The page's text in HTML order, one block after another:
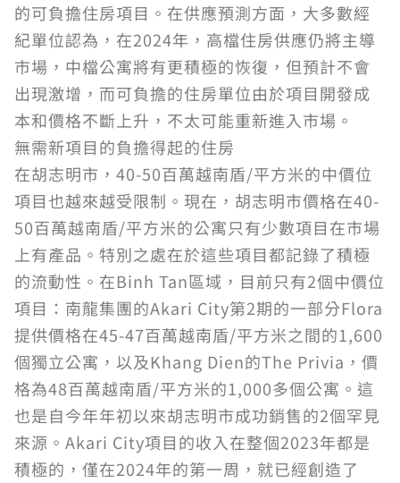
的可負擔住房項目。在供應預測方面，大多數經
紀單位認為，在2024年，高檔住房供應仍將主導
市場，中檔公寓將有更積極的恢復，但預計不會
出現激增，而可負擔的住房單位由於項目開發成
本和價格不斷上升，不太可能重新進入市場。
無需新項目的負擔得起的住房
在胡志明市，40-50百萬越南盾/平方米的中價位
項目也越來越受限制。現在，胡志明市價格在40-
50百萬越南盾/平方米的公寓只有少數項目在市場
上有產品。特別之處在於這些項目都記錄了積極
的流動性。在Binh Tan區域，目前只有2個中價位
項目：南龍集團的Akari City第2期的一部分Flora
提供價格在45-47百萬越南盾/平方米之間的1,600
個獨立公寓，以及Khang Dien的The Privia，價
格為48百萬越南盾/平方米的1,000多個公寓。這
也是自今年年初以來胡志明市成功銷售的2個罕見
來源。Akari City項目的收入在整個2023年都是
積極的，僅在2024年的第一周，就已經創造了